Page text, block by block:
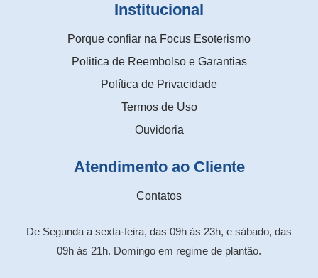
Institucional
Porque confiar na Focus Esoterismo
Politica de Reembolso e Garantias
Política de Privacidade
Termos de Uso
Ouvidoria
Atendimento ao Cliente
Contatos
De Segunda a sexta-feira, das 09h às 23h, e sábado, das
09h às 21h. Domingo em regime de plantão.